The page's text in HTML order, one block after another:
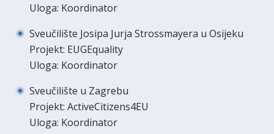
Uloga: Koordinator
Sveučilište Josipa Jurja Strossmayera u Osijeku
Projekt: EUGEquality
Uloga: Koordinator
Sveučilište u Zagrebu
Projekt: ActiveCitizens4EU
Uloga: Koordinator